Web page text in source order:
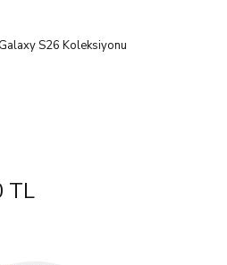
Galaxy S26 Koleksiyonu
TL